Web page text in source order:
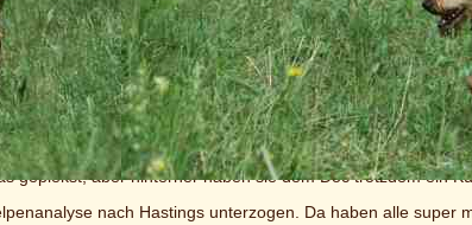
Neues in das Leben unserer Zauberzwerge gebracht. Die
das Schaukeln und die komischen Geräusche des Autos.
dem Parkplatz unseres Dorfladens bewundern. Da war
ein Klacks.
entgegenkommend. Augen, Ohren und Zähne ließen sie
gepiekst, aber hinterher haben sie dem Doc trotzdem ein
nach Hastings unterzogen. Da haben alle super